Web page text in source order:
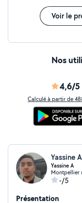
compétences
personne idéale
objectifs.
Voir le
Nos
4,6/5
Calculé à partir de
Yassine
Yassine A
Montpellier
-/5
Présentation